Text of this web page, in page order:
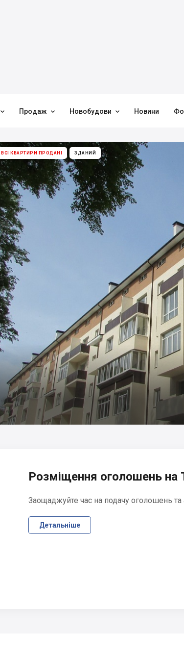
 Продаж  Новобудови  Новини
ВСІ КВАРТИРИ ПРОДАНІ ЗДАНИЙ
Розміщення оголошень на
Заощаджуйте час на подачу оголошень та
Детальніше